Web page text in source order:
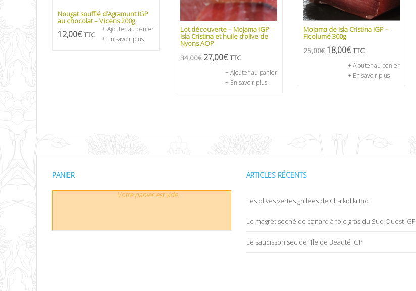
Nougat soufflé d’Agramunt IGP
au chocolat – Vicens 200g
12,00€ TTC
+ Ajouter au panier
+ En savoir plus
Lot découverte – Mojama IGP
Isla Cristina et huile d’olive de
Nyons AOP
34,00€ 27,00€ TTC
+ Ajouter au panier
+ En savoir plus
Mojama de Isla Cristina IGP –
Ficolumé 300g
25,00€ 18,00€ TTC
+ Ajouter au panier
+ En savoir plus
PANIER
Votre panier est vide.
ARTICLES RÉCENTS
Les olives vertes grillées de Chalkidiki Bio
Le magret séché de canard à foie gras du Sud Ouest IGP
Le saucisson sec de l’Ile de Beauté IGP